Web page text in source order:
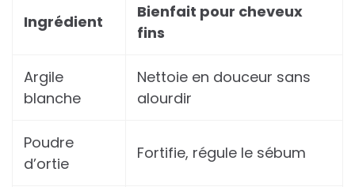
Ingrédient
Bienfait pour cheveux
fins
Argile
blanche
Nettoie en douceur sans
alourdir
Poudre
d’ortie
Fortifie, régule le sébum